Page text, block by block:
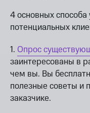
4 основных способа
потенциальных
1. Опрос
заинтересованы в
чем вы. Вы
полезные советы и
заказчике.